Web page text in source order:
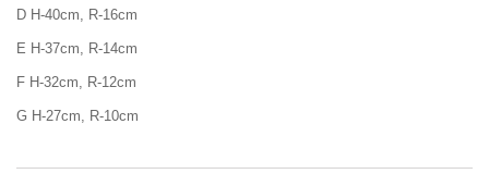
D H-40cm, R-16cm
E H-37cm, R-14cm
F H-32cm, R-12cm
G H-27cm, R-10cm